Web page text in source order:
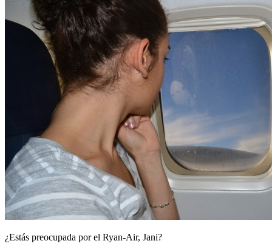
¿Estás preocupada por el Ryan-Air, Jani?